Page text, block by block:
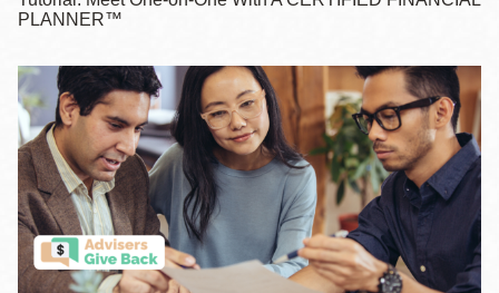
enlaces
de
ayuda
a
la
navegación
PLANNER™